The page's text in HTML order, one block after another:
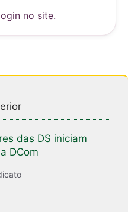
no site.
das DS iniciam
DCom